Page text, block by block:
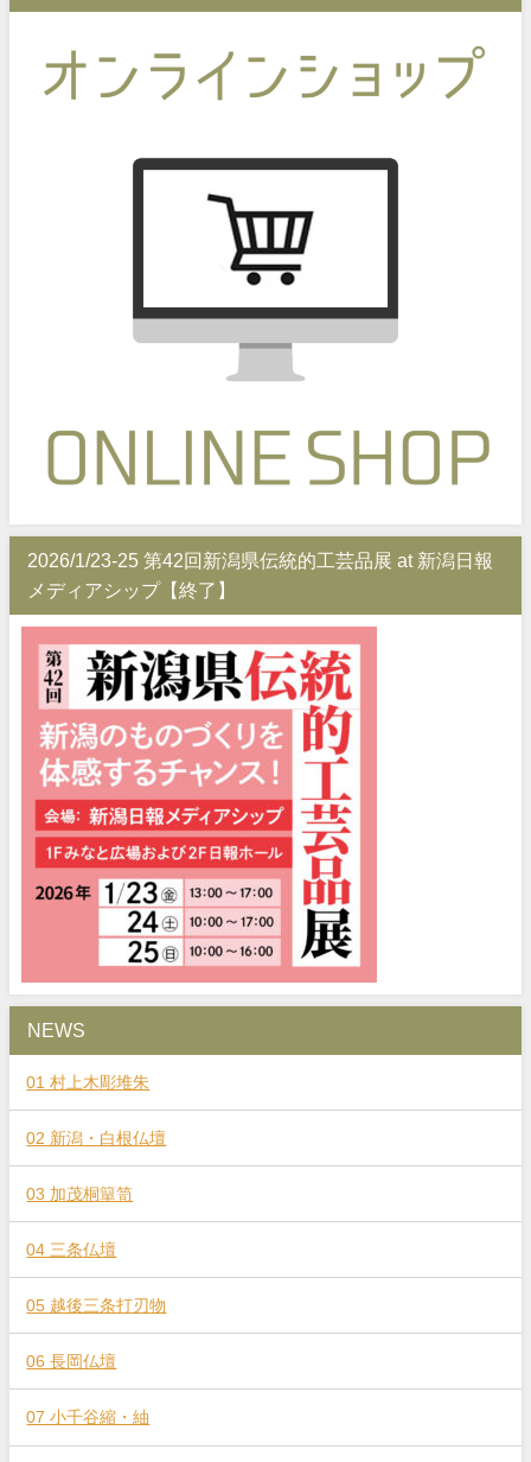
2026/1/23-25 第42回新潟県伝統的工芸品展 at 新潟日報
メディアシップ【終了】
NEWS
01 村上木彫堆朱
02 新潟・白根仏壇
03 加茂桐簞笥
04 三条仏壇
05 越後三条打刃物
06 長岡仏壇
07 小千谷縮・紬